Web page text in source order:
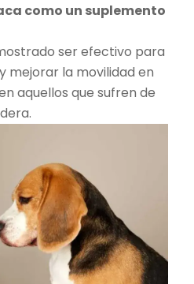
como un suplemento
ser efectivo para
y mejorar la movilidad en
aquellos que sufren de